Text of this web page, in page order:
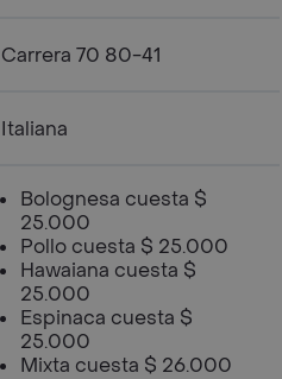
Carrera 70 80-41
Italiana
Bolognesa cuesta $
25.000
Pollo cuesta $ 25.000
Hawaiana cuesta $
25.000
Espinaca cuesta $
25.000
Mixta cuesta $ 26.000